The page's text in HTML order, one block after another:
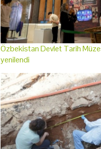
Özbekistan Devlet Tarih
yenilendi